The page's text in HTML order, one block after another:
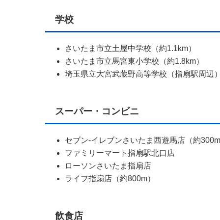
学校
さいたま市立土屋中学校（約1.1km）
さいたま市立馬宮東小学校（約1.8km）
埼玉県立大宮武蔵野高等学校（指扇駅周辺
スーパー・コンビニ
セブン-イレブンさいたま西遊馬店（約
ファミリーマート指扇駅北口店
ローソンさいたま指扇店
ライフ指扇店（約800m）
飲食店